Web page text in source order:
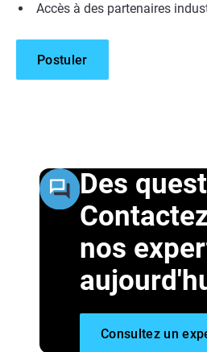
Accès à des partenaires
Postuler
Des
nos
Consultez un